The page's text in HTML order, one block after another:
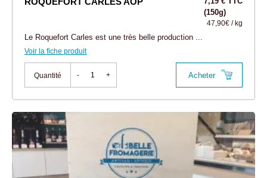
(150g)
47,90€ / kg
Le Roquefort Carles est une très belle production ...
Voir la fiche produit
Quantité - + Acheter